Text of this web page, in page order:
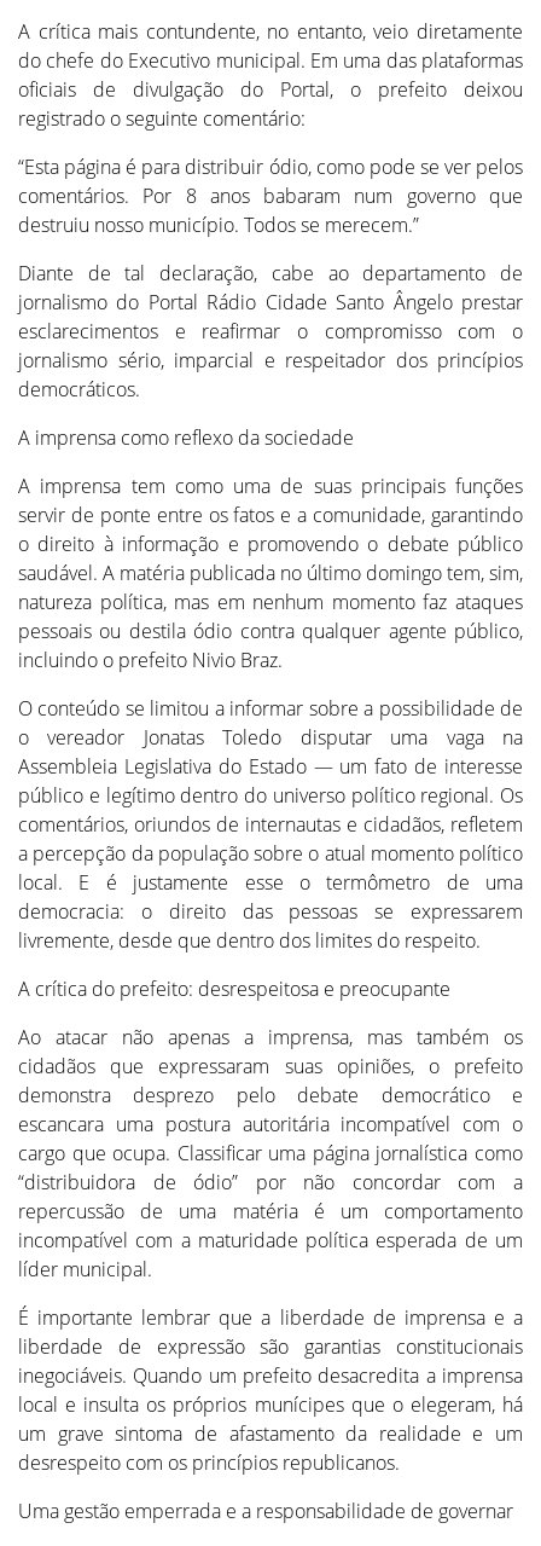
A crítica mais contundente, no entanto, veio diretamente
do chefe do Executivo municipal. Em uma das plataformas
oficiais de divulgação do Portal, o prefeito deixou
registrado o seguinte comentário:
“Esta página é para distribuir ódio, como pode se ver pelos
comentários. Por 8 anos babaram num governo que
destruiu nosso município. Todos se merecem.”
Diante de tal declaração, cabe ao departamento de
jornalismo do Portal Rádio Cidade Santo Ângelo prestar
esclarecimentos e reafirmar o compromisso com o
jornalismo sério, imparcial e respeitador dos princípios
democráticos.
A imprensa como reflexo da sociedade
A imprensa tem como uma de suas principais funções
servir de ponte entre os fatos e a comunidade, garantindo
o direito à informação e promovendo o debate público
saudável. A matéria publicada no último domingo tem, sim,
natureza política, mas em nenhum momento faz ataques
pessoais ou destila ódio contra qualquer agente público,
incluindo o prefeito Nivio Braz.
O conteúdo se limitou a informar sobre a possibilidade de
o vereador Jonatas Toledo disputar uma vaga na
Assembleia Legislativa do Estado — um fato de interesse
público e legítimo dentro do universo político regional. Os
comentários, oriundos de internautas e cidadãos, refletem
a percepção da população sobre o atual momento político
local. E é justamente esse o termômetro de uma
democracia: o direito das pessoas se expressarem
livremente, desde que dentro dos limites do respeito.
A crítica do prefeito: desrespeitosa e preocupante
Ao atacar não apenas a imprensa, mas também os
cidadãos que expressaram suas opiniões, o prefeito
demonstra desprezo pelo debate democrático e
escancara uma postura autoritária incompatível com o
cargo que ocupa. Classificar uma página jornalística como
“distribuidora de ódio” por não concordar com a
repercussão de uma matéria é um comportamento
incompatível com a maturidade política esperada de um
líder municipal.
É importante lembrar que a liberdade de imprensa e a
liberdade de expressão são garantias constitucionais
inegociáveis. Quando um prefeito desacredita a imprensa
local e insulta os próprios munícipes que o elegeram, há
um grave sintoma de afastamento da realidade e um
desrespeito com os princípios republicanos.
Uma gestão emperrada e a responsabilidade de governar